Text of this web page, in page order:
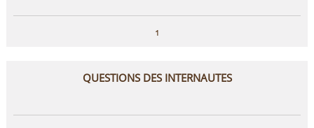
1
QUESTIONS DES INTERNAUTES